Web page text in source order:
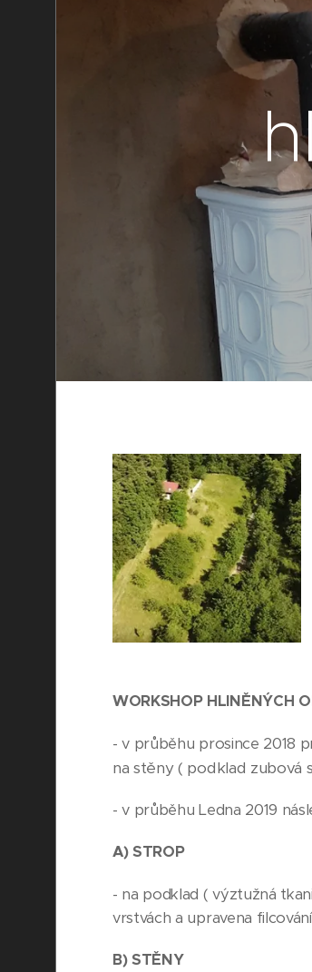
WORKSHOP HLINĚNÝCH
- v průběhu prosince 2018
na stěny ( podklad zubová
- v průběhu Ledna 2019
A) STROP
- na podklad ( výztužná
vrstvách a upravena
B) STĚNY